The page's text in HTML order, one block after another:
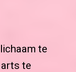
te
arts te